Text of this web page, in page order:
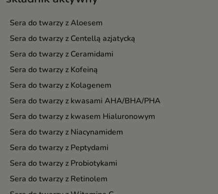
Sera do twarzy z Aloesem
Sera do twarzy z Centellą azjatycką
Sera do twarzy z Ceramidami
Sera do twarzy z Kofeiną
Sera do twarzy z Kolagenem
Sera do twarzy z kwasami AHA/BHA/PHA
Sera do twarzy z kwasem Hialuronowym
Sera do twarzy z Niacynamidem
Sera do twarzy z Peptydami
Sera do twarzy z Probiotykami
Sera do twarzy z Retinolem